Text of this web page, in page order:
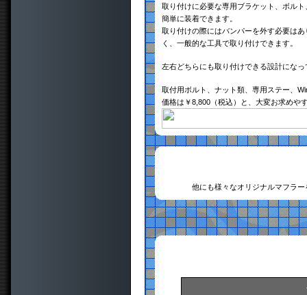
取り付けに必要な専用ブラケット、ボル
簡単に装着できます。
取り付けの際にはバンパーを外す必要は
く、一般的な工具で取り付けできます。
左右どちらにも取り付けできる設計になっ
取付用ボルト、ナット類、専用ステー、
価格は￥8,800（税込）と、大変お求めや
他にも様々なオリジナルマフラ